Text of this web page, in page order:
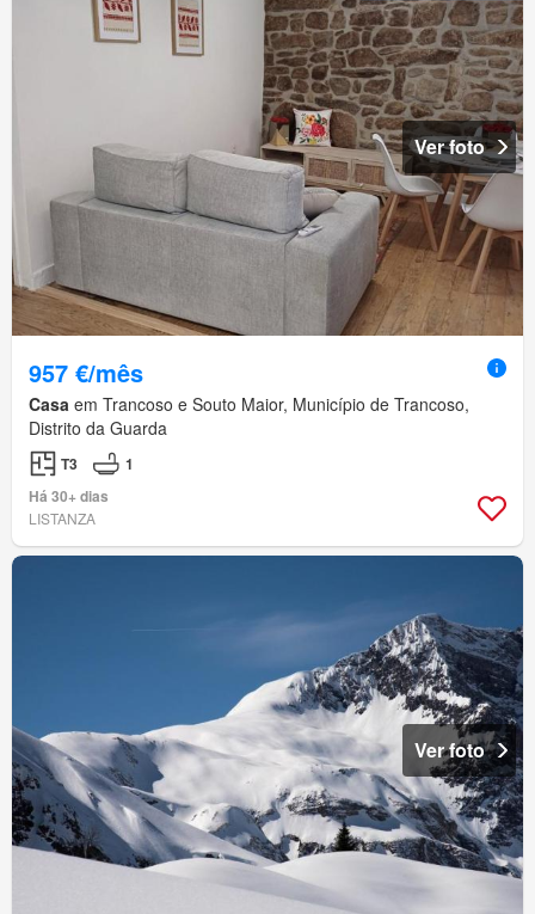
Ver foto
957 €/mês
Casa em Trancoso e Souto Maior, Município de Trancoso,
Distrito da Guarda
T3
1
Há 30+ dias
LISTANZA
Ver foto